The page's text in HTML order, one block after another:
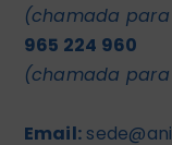
(chamada
965 224 960
(chamada
Email: